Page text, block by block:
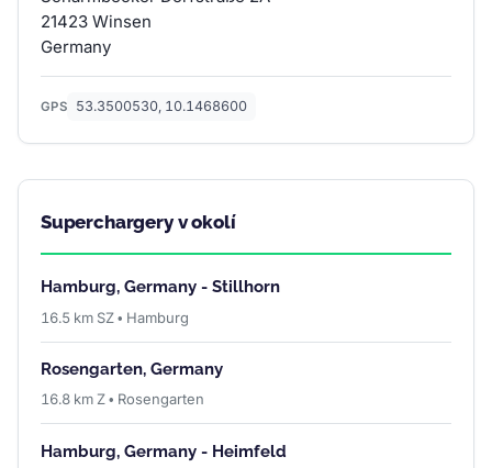
21423 Winsen
Germany
GPS 53.3500530, 10.1468600
Superchargery v okolí
Hamburg, Germany - Stillhorn
16.5 km SZ • Hamburg
Rosengarten, Germany
16.8 km Z • Rosengarten
Hamburg, Germany - Heimfeld